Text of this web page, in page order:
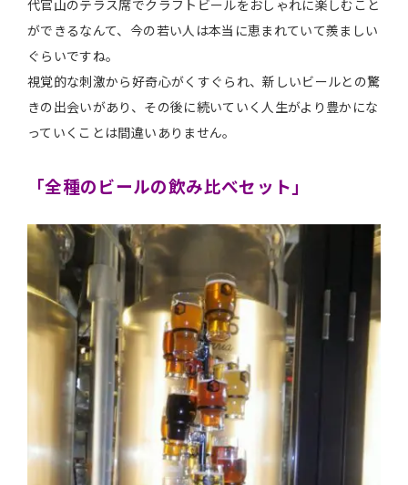
代官山のテラス席でクラフトビールをおしゃれに楽しむこと
ができるなんて、今の若い人は本当に恵まれていて羨ましい
ぐらいですね。
視覚的な刺激から好奇心がくすぐられ、新しいビールとの驚
きの出会いがあり、その後に続いていく人生がより豊かにな
っていくことは間違いありません。
「全種のビールの飲み比べセット」